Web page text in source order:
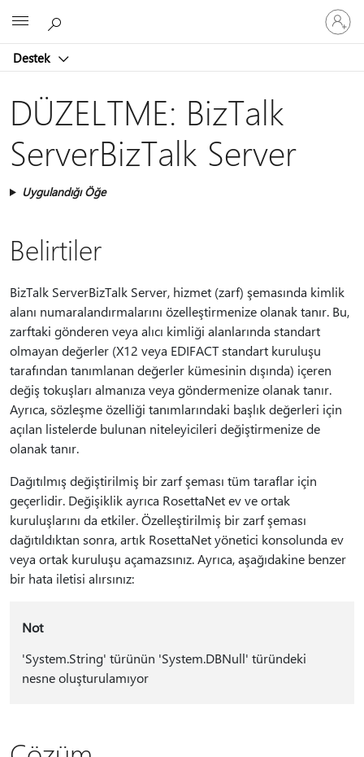
Destek
oturum
açın
DÜZELTME: BizTalk
ServerBizTalk Server
Uygulandığı Öğe
Belirtiler
BizTalk ServerBizTalk Server, hizmet (zarf) şemasında kimlik
alanı numaralandırmalarını özelleştirmenize olanak tanır. Bu,
zarftaki gönderen veya alıcı kimliği alanlarında standart
olmayan değerler (X12 veya EDIFACT standart kuruluşu
tarafından tanımlanan değerler kümesinin dışında) içeren
değiş tokuşları almanıza veya göndermenize olanak tanır.
Ayrıca, sözleşme özelliği tanımlarındaki başlık değerleri için
açılan listelerde bulunan niteleyicileri değiştirmenize de
olanak tanır.
Dağıtılmış değiştirilmiş bir zarf şeması tüm taraflar için
geçerlidir. Değişiklik ayrıca RosettaNet ev ve ortak
kuruluşlarını da etkiler. Özelleştirilmiş bir zarf şeması
dağıtıldıktan sonra, artık RosettaNet yönetici konsolunda ev
veya ortak kuruluşu açamazsınız. Ayrıca, aşağıdakine benzer
bir hata iletisi alırsınız:
Not
'System.String' türünün 'System.DBNull' türündeki
nesne oluşturulamıyor